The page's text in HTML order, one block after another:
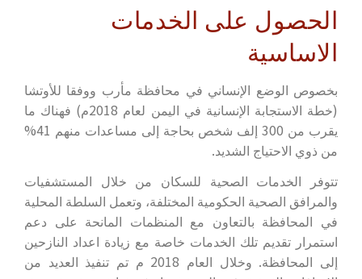
الحصول على الخدمات
الاساسية
بخصوص الوضع الإنساني في محافظة مأرب ووفقا للأوتشا
(خطة الاستجابة الإنسانية في اليمن لعام 2018م) فهناك ما
يقرب من 300 إلف شخص بحاجة إلى مساعدات منهم 41%
من ذوي الاحتياج الشديد.
تتوفر الخدمات الصحية للسكان من خلال المستشفيات
والمرافق الصحية الحكومية المختلفة، وتعمل السلطة المحلية
في المحافظة بالتعاون مع المنظمات المانحة على دعم
استمرار تقديم تلك الخدمات خاصة مع زيادة اعداد النازحين
إلى المحافظة. وخلال العام 2018 م تم تنفيذ العديد من